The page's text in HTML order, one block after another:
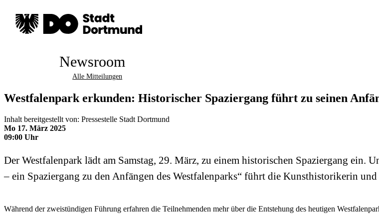
Newsroom
Alle Mitteilungen
Westfalenpark erkunden: Historischer Spaziergang führt zu seinen
Inhalt bereitgestellt von: Pressestelle Stadt Dortmund
Mo 17. März 2025
09:00 Uhr
Der Westfalenpark lädt am Samstag, 29. März, zu einem historischen Spaziergang ein.
– ein Spaziergang zu den Anfängen des Westfalenparks“ führt die Kunsthistorikerin
Während der zweistündigen Führung erfahren die Teilnehmenden mehr über die Entstehung des heutigen